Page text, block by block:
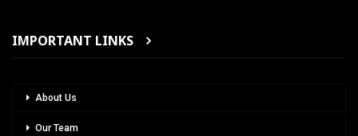
IMPORTANT LINKS
About Us
Our Team